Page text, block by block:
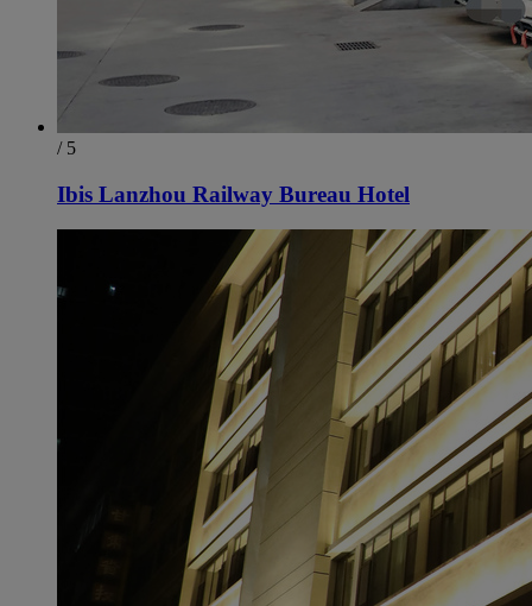
/ 5
Ibis Lanzhou Railway Bureau Hotel